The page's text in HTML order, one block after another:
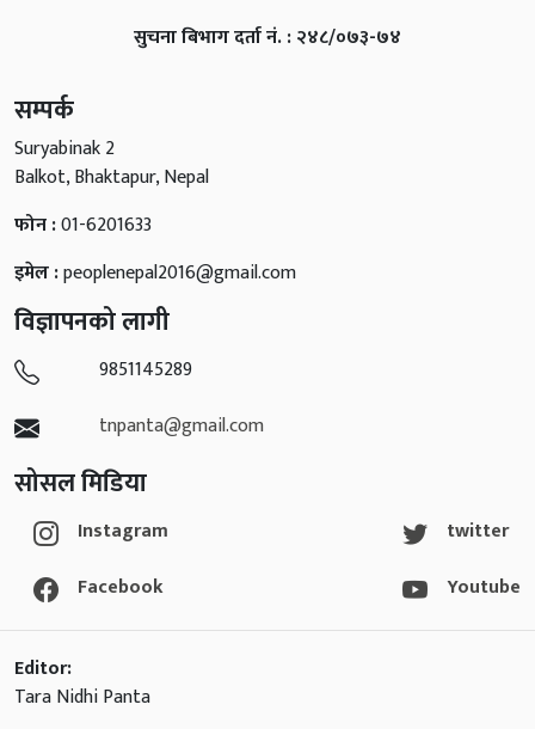
सुचना बिभाग दर्ता नं. : २४८/०७३-७४
सम्पर्क
Suryabinak 2
Balkot, Bhaktapur, Nepal
फोन :01-6201633
इमेल :peoplenepal2016@gmail.com
विज्ञापनको लागी
9851145289
tnpanta@gmail.com
सोसल मिडिया
Instagram
Facebook
twitter
Youtube
Editor:
Tara Nidhi Panta